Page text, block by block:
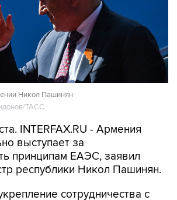
Никол Пашинян
ТАСС
INTERFAX.RU - Армения
выступает за
принципам ЕАЭС, заявил
республики Никол Пашинян.
сотрудничества с